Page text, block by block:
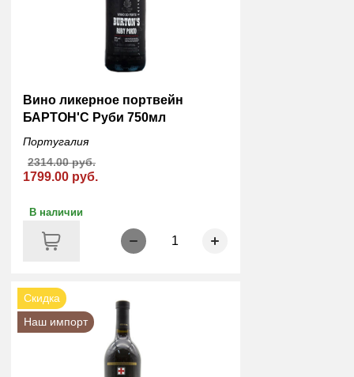
Вино ликерное портвейн
БАРТОН'С Руби 750мл
Португалия
1799.00 руб.
2314.00 руб.
В наличии
1
Скидка
Наш импорт